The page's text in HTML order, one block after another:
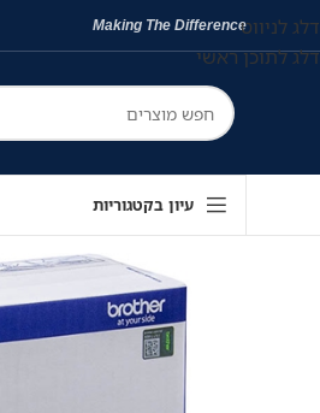
דלג לניווט
דלג לתוכן ראשי
Making The Difference
עיון בקטגוריות